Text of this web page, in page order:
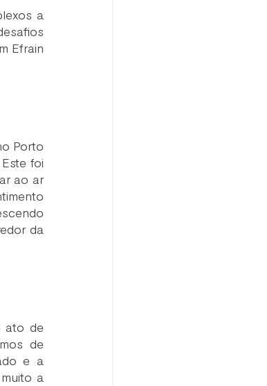
a
Efrain
Porto
foi
ao ar
da
ato de
de
e a
a